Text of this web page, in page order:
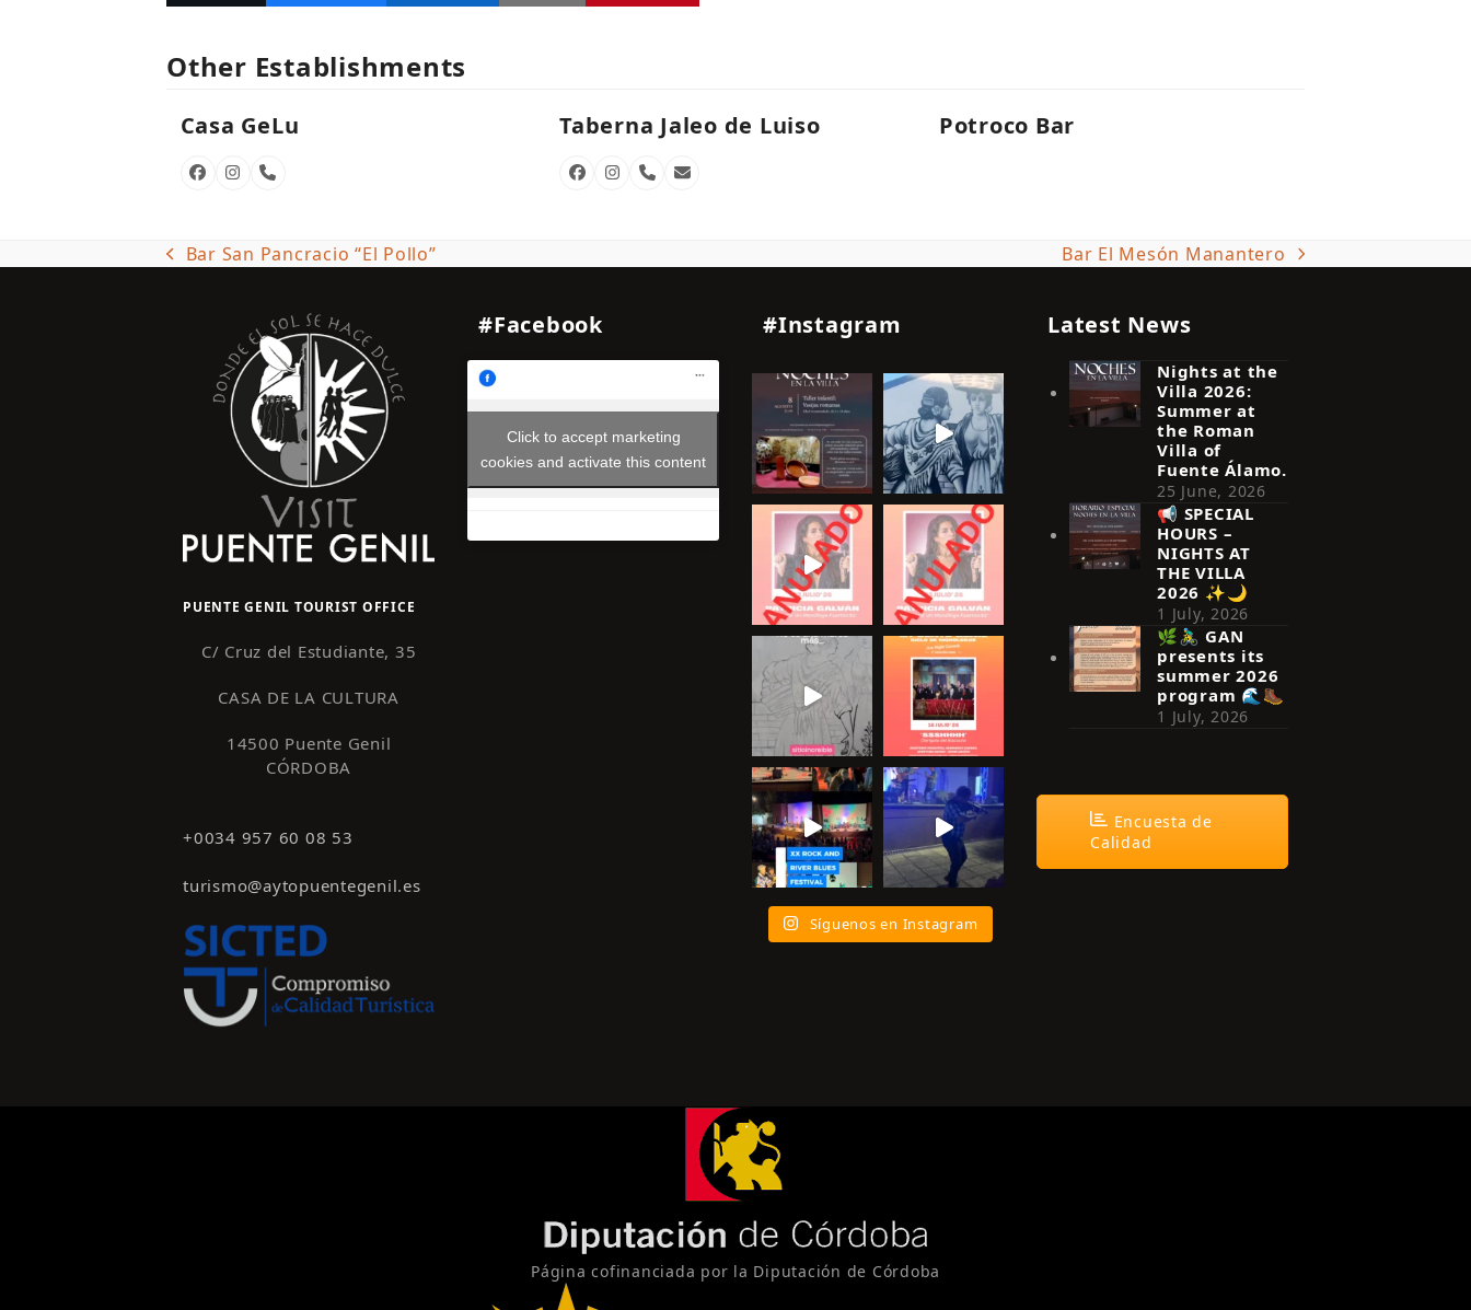
Other Establishments
Casa GeLu
Facebook
Instagram
Phone
Taberna Jaleo de Luiso
FacebookInstagram
PhoneEmail
Potroco Bar
previous
Bar San Pancracio “El Pollo”
next
Bar El Mesón Manantero
PUENTE GENIL TOURIST OFFICE
C/ Cruz del Estudiante, 35
CASA DE LA CULTURA
14500 Puente Genil
CÓRDOBA
+0034 957 60 08 53
turismo@aytopuentegenil.es
#Facebook
Click to accept marketing
cookies and activate this content
#Instagram
Síguenos en Instagram
Latest News
Nights at the
Villa 2026:
Summer at
the Roman
Villa of
Fuente Álamo.
25 June, 2026
📢 SPECIAL
HOURS –
NIGHTS AT
THE VILLA
2026 ✨🌙
1 July, 2026
🌿🚴‍♂️ GAN
presents its
summer 2026
program 🌊🥾
1 July, 2026
Encuesta de
Calidad
Página cofinanciada por la Diputación de Córdoba